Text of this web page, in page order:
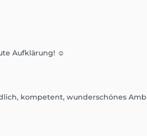
Aufklärung! ☺️
kompetent, wunderschönes